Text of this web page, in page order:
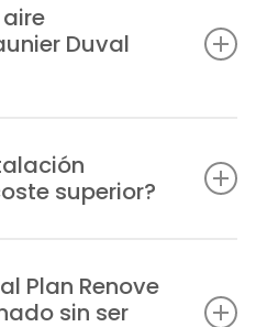
Duval
NW,
Lite Multisplit 2×1,
superior?
en código
un precio
Plan Renove
sin ser